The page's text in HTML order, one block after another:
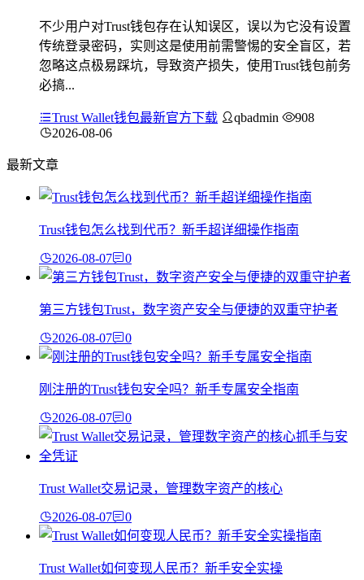
不少用户对Trust钱包存在认知误区，误以为它没有设置
传统登录密码，实则这是使用前需警惕的安全盲区，若
忽略这点极易踩坑，导致资产损失，使用Trust钱包前务
必搞...
Trust Wallet钱包最新官方下载 qbadmin
908
2026-08-06
最新文章
Trust钱包怎么找到代币？新手超详细操作指南
2026-08-07 0
第三方钱包Trust，数字资产安全与便捷的双重守护者
2026-08-07 0
刚注册的Trust钱包安全吗？新手专属安全指南
2026-08-07 0
Trust Wallet交易记录，管理数字资产的核心
2026-08-07 0
Trust Wallet如何变现人民币？新手安全实操